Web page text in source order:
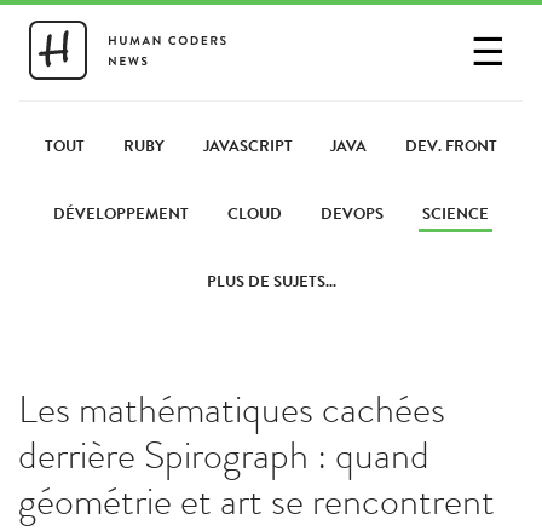
☰
PARTAGER UN LIEN
TOUT RUBY JAVASCRIPT JAVA DEV. FRONT
DÉVELOPPEMENT CLOUD DEVOPS SCIENCE
PLUS DE SUJETS...
Les mathématiques cachées
derrière Spirograph : quand
géométrie et art se rencontrent